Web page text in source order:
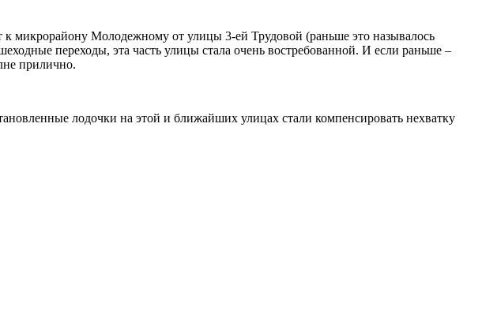
микрорайону Молодежному от улицы 3-ей Трудовой (раньше это называлось
переходы, эта часть улицы стала очень востребованной. И если раньше –
прилично.
лодочки на этой и ближайших улицах стали компенсировать нехватку